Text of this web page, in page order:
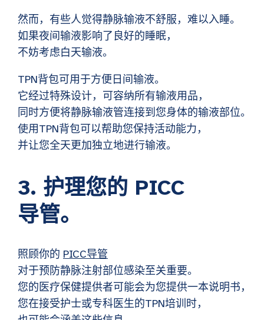
然而，有些人觉得静脉输液不舒服，难以入睡。
如果夜间输液影响了良好的睡眠，
不妨考虑白天输液。
TPN背包可用于方便日间输液。
它经过特殊设计，可容纳所有输液用品，
同时方便将静脉输液管连接到您身体的输液部位。
使用TPN背包可以帮助您保持活动能力，
并让您全天更加独立地进行输液。
3. 护理您的 PICC
导管。
照顾你的 PICC导管
对于预防静脉注射部位感染至关重要。
您的医疗保健提供者可能会为您提供一本说明书，
您在接受护士或专科医生的TPN培训时，